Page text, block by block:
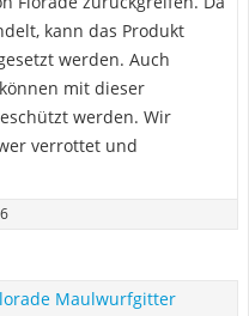
kann das Produkt
werden. Auch
mit dieser
werden. Wir
verrottet und
Maulwurfgitter